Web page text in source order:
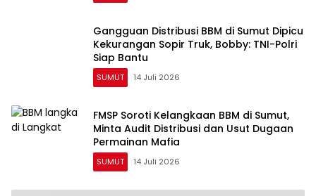
Gangguan Distribusi BBM di Sumut Dipicu
Kekurangan Sopir Truk, Bobby: TNI-Polri
Siap Bantu
SUMUT 14 Juli 2026
FMSP Soroti Kelangkaan BBM di Sumut,
Minta Audit Distribusi dan Usut Dugaan
Permainan Mafia
SUMUT 14 Juli 2026